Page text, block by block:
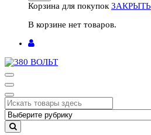
Корзина для покупок ЗАКРЫТЬ
В корзине нет товаров.